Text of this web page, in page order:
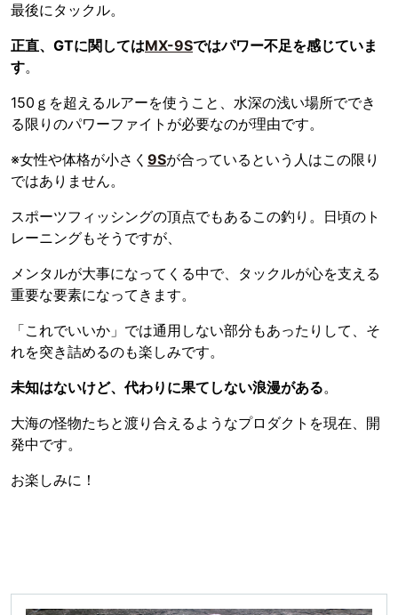
最後にタックル。
正直、GTに関してはMX-9Sではパワー不足を感じていま
す。
150ｇを超えるルアーを使うこと、水深の浅い場所ででき
る限りのパワーファイトが必要なのが理由です。
※女性や体格が小さく 9Sが合っているという人はこの限り
ではありません。
スポーツフィッシングの頂点でもあるこの釣り。日頃のト
レーニングもそうですが、
メンタルが大事になってくる中で、タックルが心を支える
重要な要素になってきます。
「これでいいか」では通用しない部分もあったりして、そ
れを突き詰めるのも楽しみです。
未知はないけど、代わりに果てしない浪漫がある。
大海の怪物たちと渡り合えるようなプロダクトを現在、開
発中です。
お楽しみに！